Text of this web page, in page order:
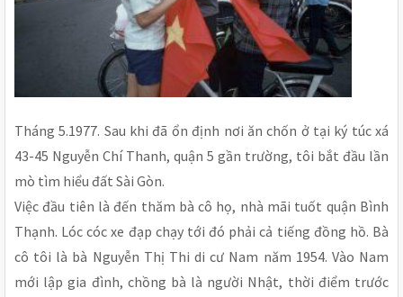
Tháng 5.1977. Sau khi đã ổn định nơi ăn chốn ở tại ký túc xá
43-45 Nguyễn Chí Thanh, quận 5 gần trường, tôi bắt đầu lần
mò tìm hiểu đất Sài Gòn.
Việc đầu tiên là đến thăm bà cô họ, nhà mãi tuốt quận Bình
Thạnh. Lóc cóc xe đạp chạy tới đó phải cả tiếng đồng hồ. Bà
cô tôi là bà Nguyễn Thị Thi di cư Nam năm 1954. Vào Nam
mới lập gia đình, chồng bà là người Nhật, thời điểm trước